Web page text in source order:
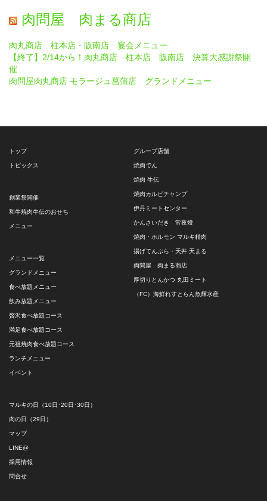
肉問屋 肉まる商店
肉丸商店 柱本店・阪南店 宴会メニュー
【終了】2/14から！肉丸商店 柱本店 阪南店 決算大感謝祭開
催
肉問屋肉丸商店 モラージュ菖蒲店 グランドメニュー
トップ
トピックス
創業祭開催
和牛焼肉牛伝のおせち
メニュー
メニュー一覧
グランドメニュー
食べ放題メニュー
飲み放題メニュー
贅沢食べ放題コース
満足食べ放題コース
元祖焼肉食べ放題コース
ランチメニュー
イベント
マルキの日（10日･20日･30日）
肉の日（29日）
マップ
LINE@
採用情報
問合せ
グループ店舗
焼肉でん
焼肉 牛伝
焼肉カルビチャンプ
伊丹ミートセンター
かんさいだき 常夜燈
焼肉・ホルモン マルキ精肉
揚げてんぷら・天丼 天まる
肉問屋 肉まる商店
厚切りとんかつ 丸田ミート
（FC）海鮮れすとらん魚輝水産